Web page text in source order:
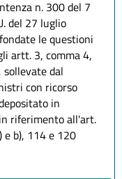
n. 300 del 7
del 27 luglio
le questioni
artt. 3, comma 4,
dal
con ricorso
in
riferimento all'art.
e b), 114 e 120